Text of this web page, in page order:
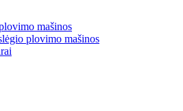
mašinos
plovimo mašinos